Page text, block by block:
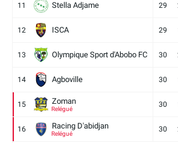
11 Stella Adjame 29
12 ISCA 29
13 Olympique Sport d'Abobo FC 30
14 Agboville 30
15 Zoman
Relégué
30
16 Racing D'abidjan
Relégué
30